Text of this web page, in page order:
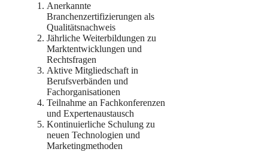
Anerkannte
Branchenzertifizierungen als
Qualitätsnachweis
Jährliche Weiterbildungen zu
Marktentwicklungen und
Rechtsfragen
Aktive Mitgliedschaft in
Berufsverbänden und
Fachorganisationen
Teilnahme an Fachkonferenzen
und Expertenaustausch
Kontinuierliche Schulung zu
neuen Technologien und
Marketingmethoden